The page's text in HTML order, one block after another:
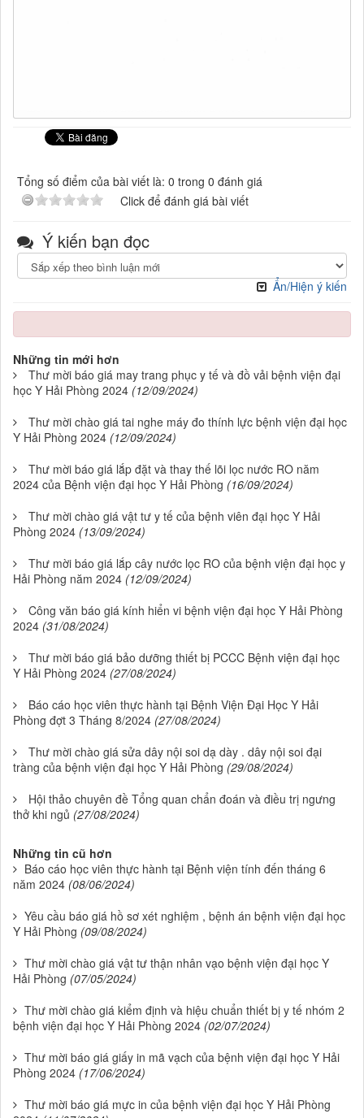
Tổng số điểm của bài viết là: 0 trong 0 đánh giá
Click để đánh giá bài viết
Ý kiến bạn đọc
Ẩn/Hiện ý kiến
Những tin mới hơn
Thư mời báo giá may trang phục y tế và đồ vải bệnh viện đại
học Y Hải Phòng 2024 (12/09/2024)
Thư mời chào giá tai nghe máy đo thính lực bệnh viện đại học
Y Hải Phòng 2024 (12/09/2024)
Thư mời báo giá lắp đặt và thay thế lõi lọc nước RO năm
2024 của Bệnh viện đại học Y Hải Phòng (16/09/2024)
Thư mời chào giá vật tư y tế của bệnh viên đại học Y Hải
Phòng 2024 (13/09/2024)
Thư mời báo giá lắp cây nước lọc RO của bệnh viện đại học y
Hải Phòng năm 2024 (12/09/2024)
Công văn báo giá kính hiển vi bệnh viện đại học Y Hải Phòng
2024 (31/08/2024)
Thư mời báo giá bảo dưỡng thiết bị PCCC Bệnh viện đại học
Y Hải Phòng 2024 (27/08/2024)
Báo cáo học viên thực hành tại Bệnh Viện Đại Học Y Hải
Phòng đợt 3 Tháng 8/2024 (27/08/2024)
Thư mời chào giá sửa dây nội soi dạ dày . dây nội soi đại
tràng của bệnh viện đại học Y Hải Phòng (29/08/2024)
Hội thảo chuyên đề Tổng quan chẩn đoán và điều trị ngưng
thở khi ngủ (27/08/2024)
Những tin cũ hơn
Báo cáo học viên thực hành tại Bệnh viện tính đến tháng 6
năm 2024 (08/06/2024)
Yêu cầu báo giá hồ sơ xét nghiệm , bệnh án bệnh viện đại học
Y Hải Phòng (09/08/2024)
Thư mời chào giá vật tư thận nhân vạo bệnh viện đại học Y
Hải Phòng (07/05/2024)
Thư mời chào giá kiểm định và hiệu chuẩn thiết bị y tế nhóm 2
bệnh viện đại học Y Hải Phòng 2024 (02/07/2024)
Thư mời báo giá giấy in mã vạch của bệnh viện đại học Y Hải
Phòng 2024 (17/06/2024)
Thư mời báo giá mực in của bệnh viện đại học Y Hải Phòng